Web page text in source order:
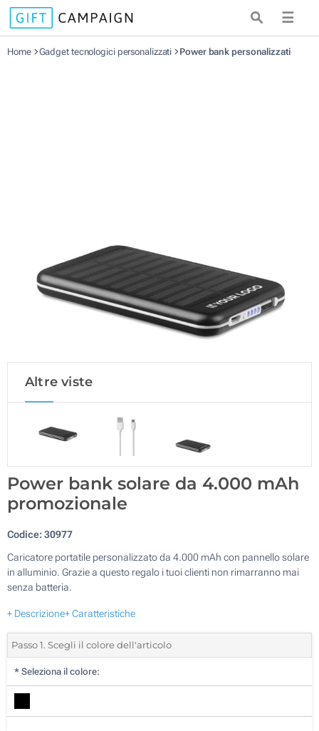
☰
Home Gadget tecnologici personalizzati Power bank personalizzati
Altre viste
Power bank solare da 4.000 mAh
promozionale
Codice:30977
Caricatore portatile personalizzato da 4.000 mAh con pannello solare
in alluminio. Grazie a questo regalo i tuoi clienti non rimarranno mai
senza batteria.
+ Descrizione+ Caratteristiche
Passo 1. Scegli il colore dell'articolo
* Seleziona il colore: